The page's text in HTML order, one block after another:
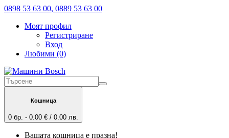
0898 53 63 00, 0889 53 63 00
Моят профил
Регистриране
Вход
Любими (0)
Кошница
0 бр. - 0.00 € / 0.00 лв.
Вашата кошница е празна!